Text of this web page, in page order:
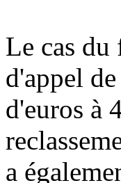
Le cas du
d'appel
d'euros à
a